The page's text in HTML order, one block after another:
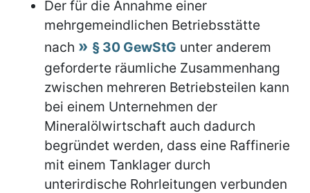
Der für die Annahme einer
mehrgemeindlichen Betriebsstätte
nach
§ 30 GewStG unter anderem
geforderte räumliche Zusammenhang
zwischen mehreren Betriebsteilen kann
bei einem Unternehmen der
Mineralölwirtschaft auch dadurch
begründet werden, dass eine Raffinerie
mit einem Tanklager durch
unterirdische Rohrleitungen verbunden